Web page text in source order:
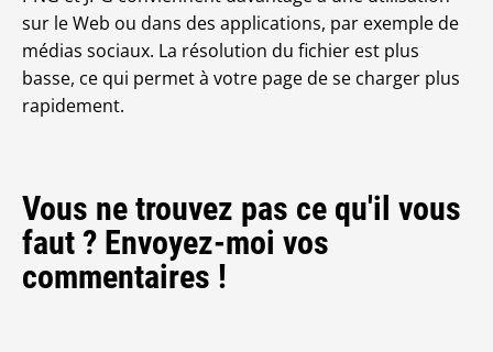
sur le Web ou dans des applications, par exemple de
médias sociaux. La résolution du fichier est plus
basse, ce qui permet à votre page de se charger plus
rapidement.
Vous ne trouvez pas ce qu'il vous
faut ? Envoyez-moi vos
commentaires !